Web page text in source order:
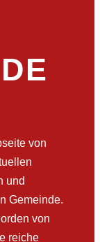
von
und
Gemeinde.
von
reiche